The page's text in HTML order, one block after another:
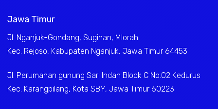
Jawa Timur
Jl. Nganjuk-Gondang, Sugihan, Mlorah
Kec. Rejoso, Kabupaten Nganjuk, Jawa Timur 64453
Jl. Perumahan gunung Sari Indah Block C No.02 Kedurus
Kec. Karangpilang, Kota SBY, Jawa Timur 60223